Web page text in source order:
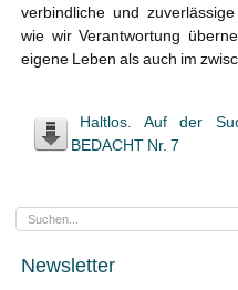
verbindliche und
wie wir Verantwortung
eigene Leben als auch im
Haltlos. Auf der
BEDACHT Nr. 7
Newsletter